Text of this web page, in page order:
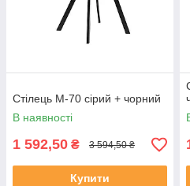
Стілець M-70 сірий + чорний
В наявності
1 592,50 ₴ 3 594,50 ₴
Купити